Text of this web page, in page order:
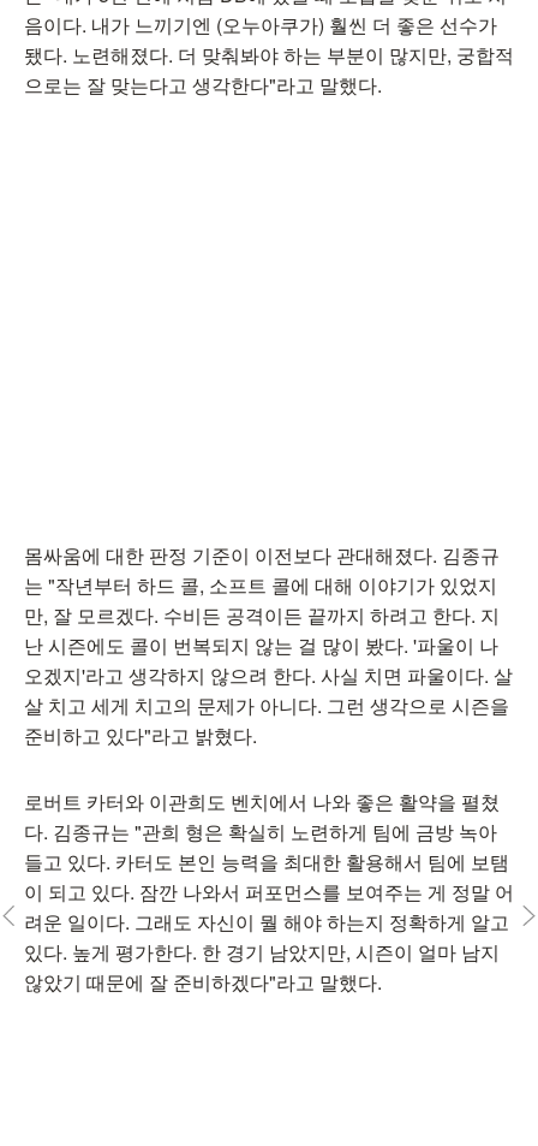
음이다. 내가 느끼기엔 (오누아쿠가) 훨씬 더 좋은 선수가
됐다. 노련해졌다. 더 맞춰봐야 하는 부분이 많지만, 궁합적
으로는 잘 맞는다고 생각한다"라고 말했다.
몸싸움에 대한 판정 기준이 이전보다 관대해졌다. 김종규
는 "작년부터 하드 콜, 소프트 콜에 대해 이야기가 있었지
만, 잘 모르겠다. 수비든 공격이든 끝까지 하려고 한다. 지
난 시즌에도 콜이 번복되지 않는 걸 많이 봤다. '파울이 나
오겠지'라고 생각하지 않으려 한다. 사실 치면 파울이다. 살
살 치고 세게 치고의 문제가 아니다. 그런 생각으로 시즌을
준비하고 있다"라고 밝혔다.
로버트 카터와 이관희도 벤치에서 나와 좋은 활약을 펼쳤
다. 김종규는 "관희 형은 확실히 노련하게 팀에 금방 녹아
들고 있다. 카터도 본인 능력을 최대한 활용해서 팀에 보탬
이 되고 있다. 잠깐 나와서 퍼포먼스를 보여주는 게 정말 어
려운 일이다. 그래도 자신이 뭘 해야 하는지 정확하게 알고
있다. 높게 평가한다. 한 경기 남았지만, 시즌이 얼마 남지
않았기 때문에 잘 준비하겠다"라고 말했다.